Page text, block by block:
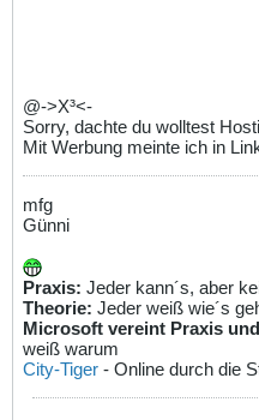
@->X³<-
Sorry, dachte du wolltest
Mit Werbung meinte ich in
mfg
Günni
Praxis: Jeder kann´s, aber
Theorie: Jeder weiß wie´s
Microsoft vereint Praxis
weiß warum
City-Tiger - Online durch die